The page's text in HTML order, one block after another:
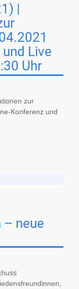
|
Live
Uhr
zur
Konferenz und
neue